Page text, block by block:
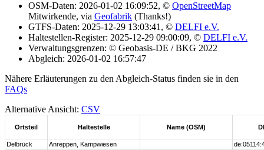
OSM-Daten: 2026-01-02 16:09:52, © OpenStreetMap
Mitwirkende, via Geofabrik (Thanks!)
GTFS-Daten: 2025-12-29 13:03:41, © DELFI e.V.
Haltestellen-Register: 2025-12-29 09:00:09, © DELFI e.V.
Verwaltungsgrenzen: © Geobasis-DE / BKG 2022
Abgleich: 2026-01-02 16:57:47
Nähere Erläuterungen zu den Abgleich-Status finden sie in den
FAQs
Alternative Ansicht: CSV
Ortsteil Haltestelle Name (OSM)
Delbrück Anreppen, Kampwiesen